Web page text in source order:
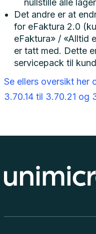
nullstille alle
Det andre er at
for eFaktura 2.0
eFaktura» / «Alltid
er tatt med. Dette
servicepack til
Se ellers oversikt her
3.70.14 til 3.70.21 og